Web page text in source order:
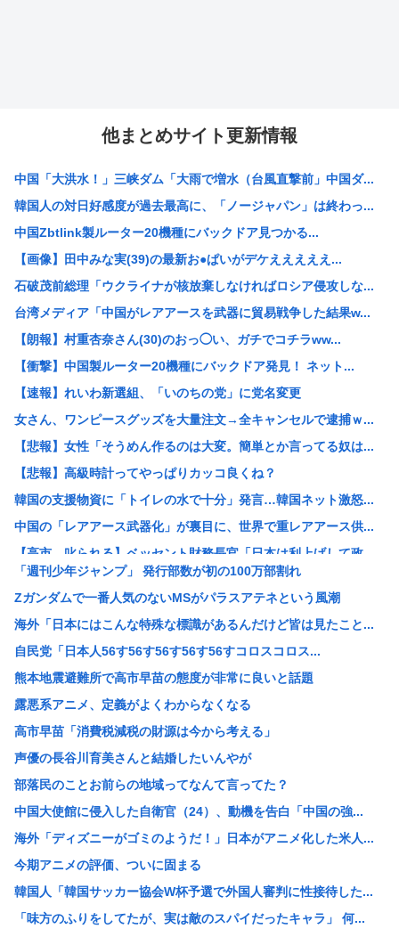
他まとめサイト更新情報
中国「大洪水！」三峡ダム「大雨で増水（台風直撃前」中国ダ...
韓国人の対日好感度が過去最高に、「ノージャパン」は終わっ...
中国Zbtlink製ルーター20機種にバックドア見つかる...
【画像】田中みな実(39)の最新お●ぱいがデケえええええ...
石破茂前総理「ウクライナが核放棄しなければロシア侵攻しな...
台湾メディア「中国がレアアースを武器に貿易戦争した結果w...
【朗報】村重杏奈さん(30)のおっ◯い、ガチでコチラww...
【衝撃】中国製ルーター20機種にバックドア発見！ ネット...
【速報】れいわ新選組、「いのちの党」に党名変更
女さん、ワンピースグッズを大量注文→全キャンセルで逮捕ｗ...
【悲報】女性「そうめん作るのは大変。簡単とか言ってる奴は...
【悲報】高級時計ってやっぱりカッコ良くね？
韓国の支援物資に「トイレの水で十分」発言…韓国ネット激怒...
中国の「レアアース武器化」が裏目に、世界で重レアアース供...
【高市、叱られる】ベッセント財務長官「日本は利上げして政...
【速報】 毎日新聞のベテラン記者を逮捕 包丁で夫を脅した...
鬼って船で難破した白人なんじゃないの？
元々は日本人が殴りかかっていったんだろ…
お前らが性欲のせいでやってしまったキチゲェ行為あげてけ
数学者「AIで数学の未解決問題解いたわ」女性「お前の証明...
【朗報】アラブ、秋田県に2兆円の投資www
【画像】整形でめっちゃ成功して可愛くなった女www 【P...
【朗報】日産e-power、無給油で1980km走行しギ...
【画像】村重杏奈さん(30)のおっ◯いがコチラ
【画像あり】おまいら、この中からロシア美女を選んでしまう...
【悲報】立ちんぼJK、カメラで撮られて発狂
「ビールと水を交互に飲まないと倒れるグラス」発売 適正飲...
エース級の財務官僚・一松旬氏が“異例転出”へ 官邸幹部「...
「キスしろ」というヤジからパニックに… 渡邊渚が語るフラ...
「週刊少年ジャンプ」 発行部数が初の100万部割れ
Zガンダムで一番人気のないMSがパラスアテネという風潮
海外「日本にはこんな特殊な標識があるんだけど皆は見たこと...
自民党「日本人56す56す56す56す56すコロスコロス...
熊本地震避難所で高市早苗の態度が非常に良いと話題
露悪系アニメ、定義がよくわからなくなる
高市早苗「消費税減税の財源は今から考える」
声優の長谷川育美さんと結婚したいんやが
部落民のことお前らの地域ってなんて言ってた？
中国大使館に侵入した自衛官（24）、動機を告白「中国の強...
海外「ディズニーがゴミのようだ！」日本がアニメ化した米人...
今期アニメの評価、ついに固まる
韓国人「韓国サッカー協会W杯予選で外国人審判に性接待した...
「味方のふりをしてたが、実は敵のスパイだったキャラ」 何...